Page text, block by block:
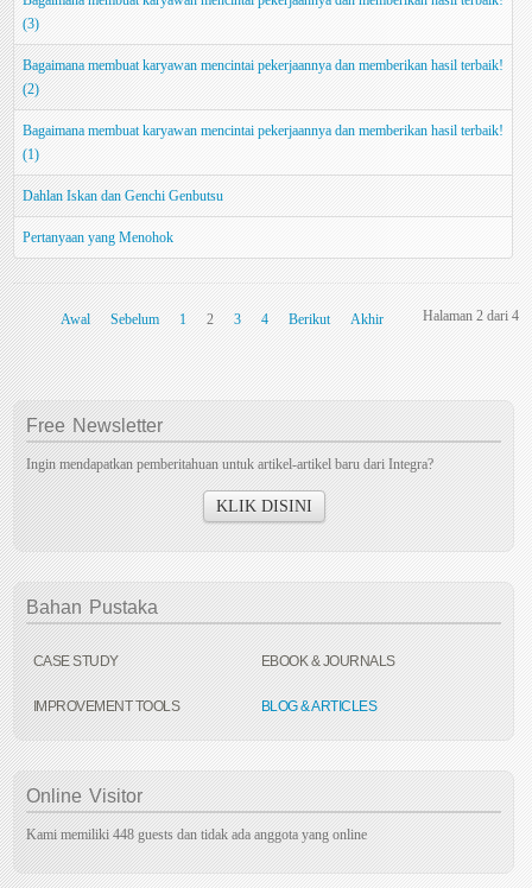
(3)
Bagaimana membuat karyawan mencintai pekerjaannya dan memberikan hasil terbaik!
(2)
Bagaimana membuat karyawan mencintai pekerjaannya dan memberikan hasil terbaik!
(1)
Dahlan Iskan dan Genchi Genbutsu
Pertanyaan yang Menohok
Halaman 2 dari 4
Awal Sebelum 1 2 3 4 Berikut Akhir
FreeNewsletter
Ingin mendapatkan pemberitahuan untuk artikel-artikel baru dari Integra?
KLIK DISINI
BahanPustaka
CASE STUDY EBOOK & JOURNALS
IMPROVEMENT TOOLS BLOG & ARTICLES
OnlineVisitor
Kami memiliki 448 guests dan tidak ada anggota yang online